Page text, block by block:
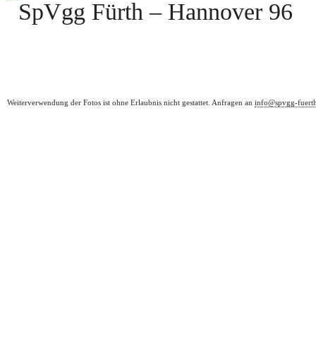
Weiterverwendung der Fotos ist ohne Erlaubnis nicht gestattet. Anfragen an info@spvgg-